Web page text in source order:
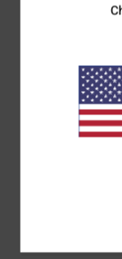
4 direções,
Corte:
Punho
Etiqueta da
frente, no